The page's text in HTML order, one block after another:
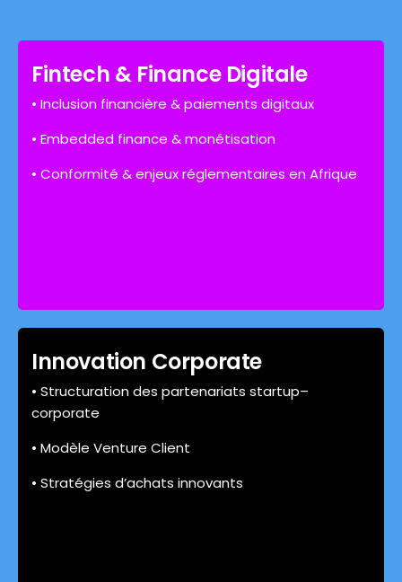
Fintech & Finance Digitale
• Inclusion financière & paiements digitaux
• Embedded finance & monétisation
• Conformité & enjeux réglementaires en Afrique
Innovation Corporate
• Structuration des partenariats startup–
corporate
• Modèle Venture Client
• Stratégies d’achats innovants